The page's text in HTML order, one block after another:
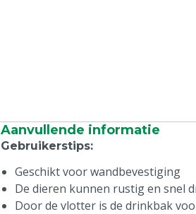
Aanvullende informatie
Gebruikerstips:
Geschikt voor wandbevestiging
De dieren kunnen rustig en snel
Door de vlotter is de drinkbak